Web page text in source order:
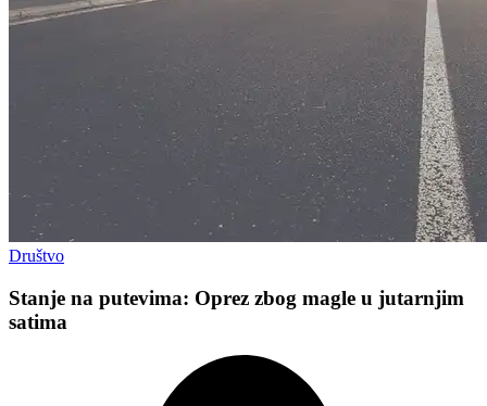
Društvo
Stanje na putevima: Oprez zbog magle u jutarnjim
satima